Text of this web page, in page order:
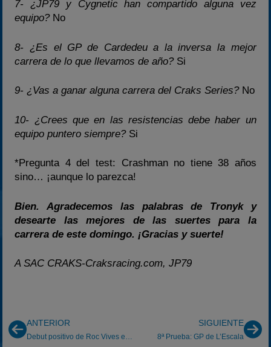
7- ¿JP79 y Cygnetic han compartido alguna vez
equipo? No
8- ¿Es el GP de Cardedeu a la inversa la mejor
carrera de lo que llevamos de año?Si
9- ¿Vas a ganar alguna carrera del Craks Series?No
10- ¿Crees que en las resistencias debe haber un
equipo puntero siempre? Si
*Pregunta 4 del test: Crashman no tiene 38 años
sino… ¡aunque lo parezca!
Bien. Agradecemos las palabras de Tronyk y
desearte las mejores de las suertes para la
carrera de este domingo. ¡Gracias y suerte!
A SAC CRAKS-Craksracing.com, JP79
ANTERIOR SIGUIENTE
8ª Prueba: GP de L’Escala